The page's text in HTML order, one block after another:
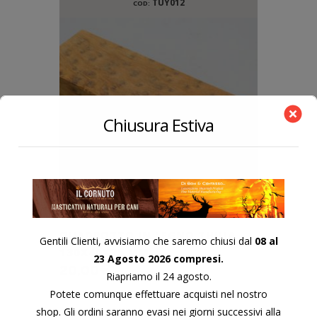
COD:
QUADROTTO IN LEGNO THUJA
€
Chiusura Estiva
Gentili Clienti, avvisiamo che saremo chiusi dal 08 al
23 Agosto 2026 compresi.
Riapriamo il 24 agosto.
Potete comunque effettuare acquisti nel nostro
shop. Gli ordini saranno evasi nei giorni successivi alla